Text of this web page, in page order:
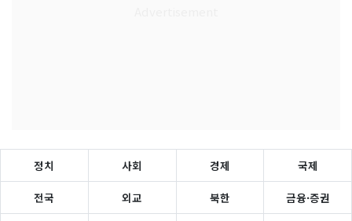
정치 사회 경제 국제
전국 외교 북한 금융·증권